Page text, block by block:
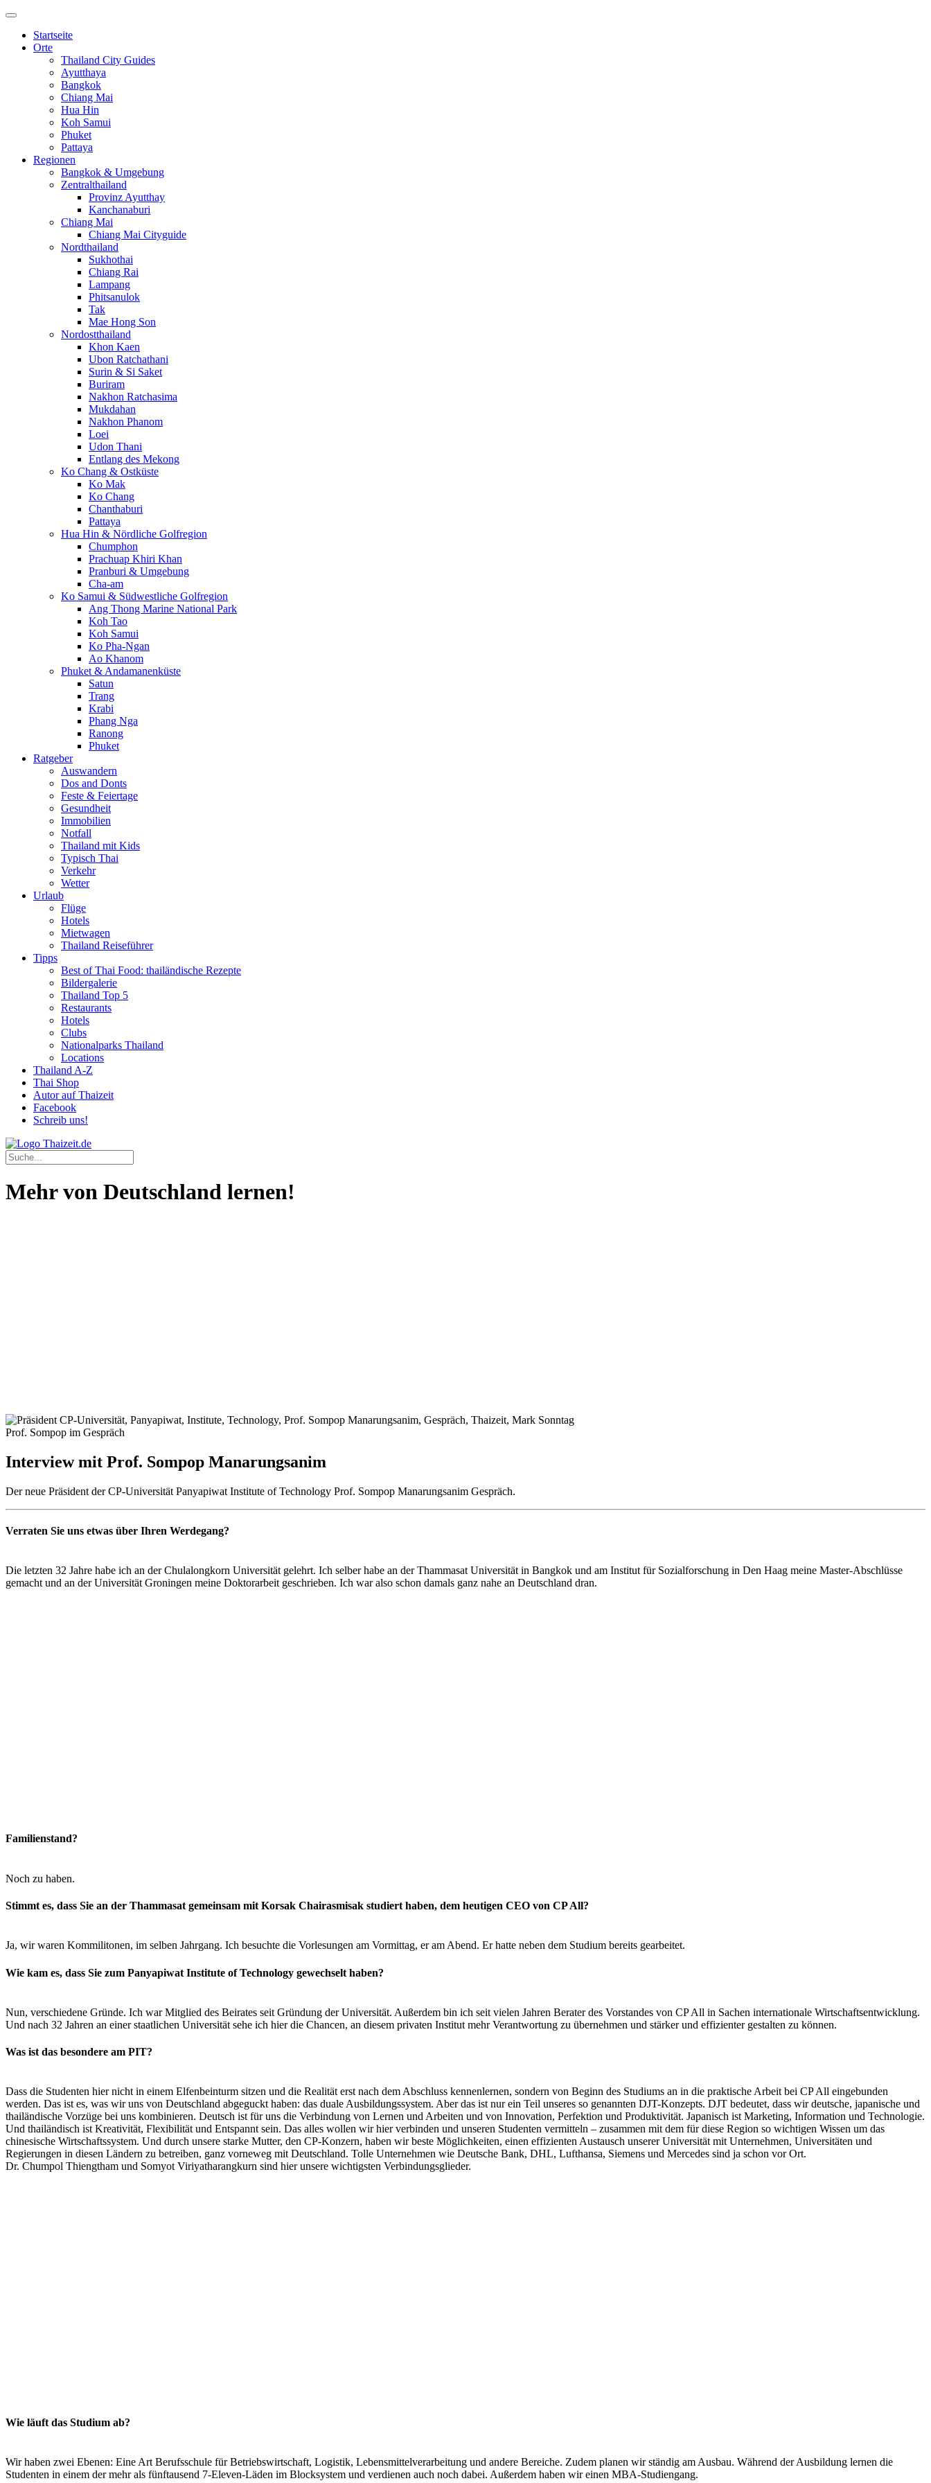
Startseite
Orte
Thailand City Guides
Ayutthaya
Bangkok
Chiang Mai
Hua Hin
Koh Samui
Phuket
Pattaya
Regionen
Bangkok & Umgebung
Zentralthailand
Provinz Ayutthay
Kanchanaburi
Chiang Mai
Chiang Mai Cityguide
Nordthailand
Sukhothai
Chiang Rai
Lampang
Phitsanulok
Tak
Mae Hong Son
Nordostthailand
Khon Kaen
Ubon Ratchathani
Surin & Si Saket
Buriram
Nakhon Ratchasima
Mukdahan
Nakhon Phanom
Loei
Udon Thani
Entlang des Mekong
Ko Chang & Ostküste
Ko Mak
Ko Chang
Chanthaburi
Pattaya
Hua Hin & Nördliche Golfregion
Chumphon
Prachuap Khiri Khan
Pranburi & Umgebung
Cha-am
Ko Samui & Südwestliche Golfregion
Ang Thong Marine National Park
Koh Tao
Koh Samui
Ko Pha-Ngan
Ao Khanom
Phuket & Andamanenküste
Satun
Trang
Krabi
Phang Nga
Ranong
Phuket
Ratgeber
Auswandern
Dos and Donts
Feste & Feiertage
Gesundheit
Immobilien
Notfall
Thailand mit Kids
Typisch Thai
Verkehr
Wetter
Urlaub
Flüge
Hotels
Mietwagen
Thailand Reiseführer
Tipps
Best of Thai Food: thailändische Rezepte
Bildergalerie
Thailand Top 5
Restaurants
Hotels
Clubs
Nationalparks Thailand
Locations
Thailand A-Z
Thai Shop
Autor auf Thaizeit
Facebook
Schreib uns!
Mehr von Deutschland lernen!
Prof. Sompop im Gespräch
Interview mit Prof. Sompop Manarungsanim
Der neue Präsident der CP-Universität Panyapiwat Institute of Technology Prof. Sompop Manarungsanim Gespräch.
Verraten Sie uns etwas über Ihren Werdegang?
Die letzten 32 Jahre habe ich an der Chulalongkorn Universität gelehrt. Ich selber habe an der Thammasat Universität in Bangkok und am Institut für Sozialforschung in Den Haag meine Master-Abschlüsse
gemacht und an der Universität Groningen meine Doktorarbeit geschrieben. Ich war also schon damals ganz nahe an Deutschland dran.
Familienstand?
Noch zu haben.
Stimmt es, dass Sie an der Thammasat gemeinsam mit Korsak Chairasmisak studiert haben, dem heutigen CEO von CP All?
Ja, wir waren Kommilitonen, im selben Jahrgang. Ich besuchte die Vorlesungen am Vormittag, er am Abend. Er hatte neben dem Studium bereits gearbeitet.
Wie kam es, dass Sie zum Panyapiwat Institute of Technology gewechselt haben?
Nun, verschiedene Gründe. Ich war Mitglied des Beirates seit Gründung der Universität. Außerdem bin ich seit vielen Jahren Berater des Vorstandes von CP All in Sachen internationale Wirtschaftsentwicklung.
Und nach 32 Jahren an einer staatlichen Universität sehe ich hier die Chancen, an diesem privaten Institut mehr Verantwortung zu übernehmen und stärker und effizienter gestalten zu können.
Was ist das besondere am PIT?
Dass die Studenten hier nicht in einem Elfenbeinturm sitzen und die Realität erst nach dem Abschluss kennenlernen, sondern von Beginn des Studiums an in die praktische Arbeit bei CP All eingebunden
werden. Das ist es, was wir uns von Deutschland abgeguckt haben: das duale Ausbildungssystem. Aber das ist nur ein Teil unseres so genannten DJT-Konzepts. DJT bedeutet, dass wir deutsche, japanische und
thailändische Vorzüge bei uns kombinieren. Deutsch ist für uns die Verbindung von Lernen und Arbeiten und von Innovation, Perfektion und Produktivität. Japanisch ist Marketing, Information und Technologie.
Und thailändisch ist Kreativität, Flexibilität und Entspannt sein. Das alles wollen wir hier verbinden und unseren Studenten vermitteln – zusammen mit dem für diese Region so wichtigen Wissen um das
chinesische Wirtschaftssystem. Und durch unsere starke Mutter, den CP-Konzern, haben wir beste Möglichkeiten, einen effizienten Austausch unserer Universität mit Unternehmen, Universitäten und
Regierungen in diesen Ländern zu betreiben, ganz vorneweg mit Deutschland. Tolle Unternehmen wie Deutsche Bank, DHL, Lufthansa, Siemens und Mercedes sind ja schon vor Ort.
Dr. Chumpol Thiengtham und Somyot Viriyatharangkurn sind hier unsere wichtigsten Verbindungsglieder.
Wie läuft das Studium ab?
Wir haben zwei Ebenen: Eine Art Berufsschule für Betriebswirtschaft, Logistik, Lebensmittelverarbeitung und andere Bereiche. Zudem planen wir ständig am Ausbau. Während der Ausbildung lernen die
Studenten in einem der mehr als fünftausend 7-Eleven-Läden im Blocksystem und verdienen auch noch dabei. Außerdem haben wir einen MBA-Studiengang.